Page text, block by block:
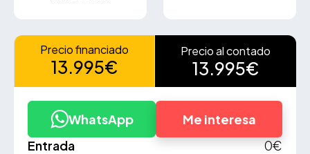
Precio financiado
13.995€
Precio al contado
13.995€
WhatsApp
Me interesa
Entrada
0€